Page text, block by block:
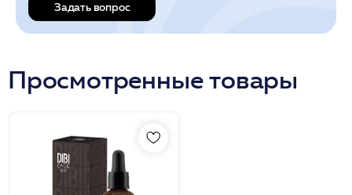
Задать вопрос
Просмотренные товары